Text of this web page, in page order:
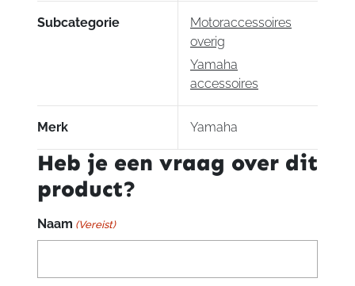
Subcategorie
Motoraccessoires
overig
Yamaha
accessoires
Merk Yamaha
Heb je een vraag over dit
product?
Naam (Vereist)